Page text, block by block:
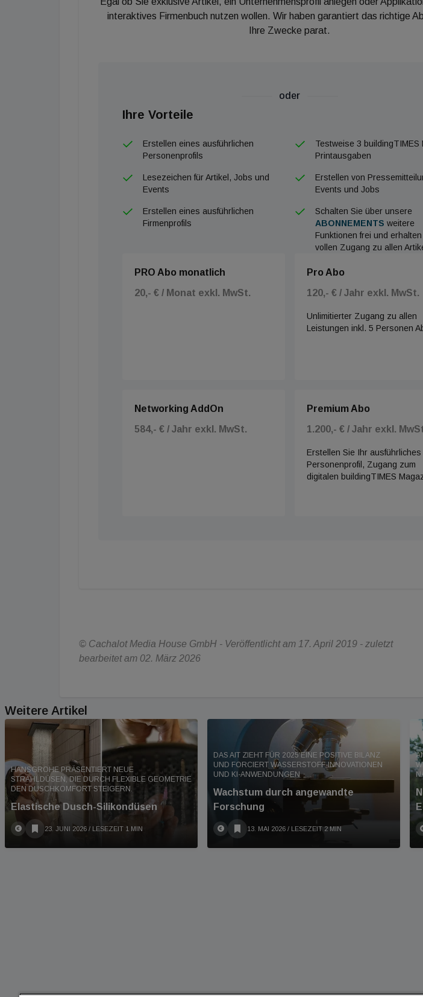
interaktives Firmenbuch nutzen wollen. Wir haben garantiert das richtige
Ihre Zwecke parat.
oder
Ihre Vorteile
Erstellen eines ausführlichen
Personenprofils
Testweise 3 buildingTIMES
Printausgaben
Lesezeichen für Artikel, Jobs und
Events
Erstellen von
Events und Jobs
Erstellen eines ausführlichen
Firmenprofils
Schalten Sie über unsere
ABONNEMENTS weitere
Funktionen frei und
vollen Zugang zu allen
PRO Abo monatlich
20,- € / Monat exkl. MwSt.
Pro Abo
120,- € / Jahr exkl. MwSt.
Unlimitierter Zugang zu allen
Leistungen inkl. 5 Personen
Networking AddOn
584,- € / Jahr exkl. MwSt.
Premium Abo
1.200,- € / Jahr exkl.
Erstellen Sie Ihr ausführliches
Personenprofil, Zugang zum
digitalen buildingTIMES
© Cachalot Media House GmbH - Veröffentlicht am 17. April 2019 - zuletzt
bearbeitet am 02. März 2026
Weitere Artikel
HANSGROHE PRÄSENTIERT NEUE
STRAHLDÜSEN, DIE DURCH FLEXIBLE GEOMETRIE
DEN DUSCHKOMFORT STEIGERN.
Elastische Dusch-Silikondüsen
23. JUNI 2026 / LESEZEIT 1 MIN
DAS AIT ZIEHT FÜR 2025 EINE POSITIVE BILANZ
UND FORCIERT WASSERSTOFF-INNOVATIONEN
UND KI-ANWENDUNGEN
Wachstum durch angewandte
Forschung
13. MAI 2026 / LESEZEIT 2 MIN